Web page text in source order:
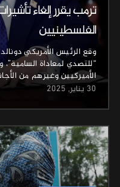
ترمب يقرر إلغاء
الفلسطينيين
وقع الرئيس الأمريكي
“للتصدي لمعاداة
الأميركيين وغيرهم من
30 يناير, 2025